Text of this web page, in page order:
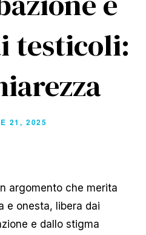
testicoli:
21, 2025
argomento che merita
e onesta, libera dai
e dallo stigma